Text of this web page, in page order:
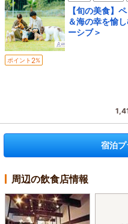
【旬の美食】
＆海の幸を愉
ーシブ＞
ポイント 2%
宿泊
周辺の飲食店情報